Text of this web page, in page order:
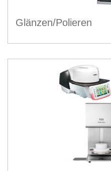
Glänzen/Polieren